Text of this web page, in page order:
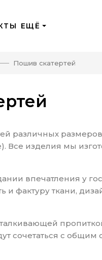
ЕЩЁ
Пошив скатертей
различных размеров
Все изделия мы
впечатления у
и фактуру ткани,
сочетаться с общим